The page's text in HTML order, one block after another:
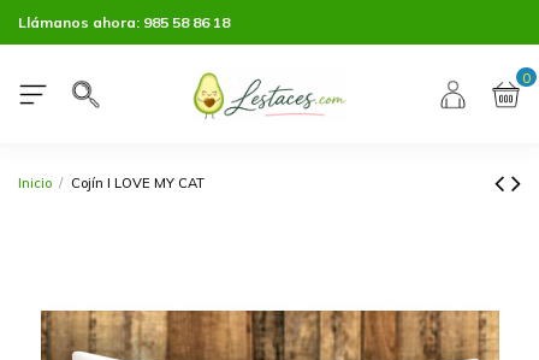
Llámanos ahora: 985 58 86 18
0
Inicio Cojín I LOVE MY CAT